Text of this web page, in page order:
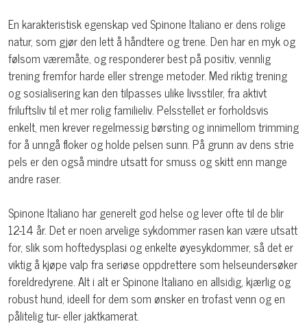
En karakteristisk egenskap ved Spinone Italiano er dens rolige
natur, som gjør den lett å håndtere og trene. Den har en myk og
følsom væremåte, og responderer best på positiv, vennlig
trening fremfor harde eller strenge metoder. Med riktig trening
og sosialisering kan den tilpasses ulike livsstiler, fra aktivt
friluftsliv til et mer rolig familieliv. Pelsstellet er forholdsvis
enkelt, men krever regelmessig børsting og innimellom trimming
for å unngå floker og holde pelsen sunn. På grunn av dens strie
pels er den også mindre utsatt for smuss og skitt enn mange
andre raser.
Spinone Italiano har generelt god helse og lever ofte til de blir
12-14 år. Det er noen arvelige sykdommer rasen kan være utsatt
for, slik som hoftedysplasi og enkelte øyesykdommer, så det er
viktig å kjøpe valp fra seriøse oppdrettere som helseundersøker
foreldredyrene. Alt i alt er Spinone Italiano en allsidig, kjærlig og
robust hund, ideell for dem som ønsker en trofast venn og en
pålitelig tur- eller jaktkamerat.